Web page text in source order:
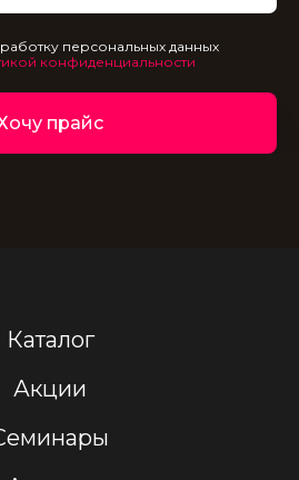
персональных данных
конфиденциальности
прайс
Каталог
Акции